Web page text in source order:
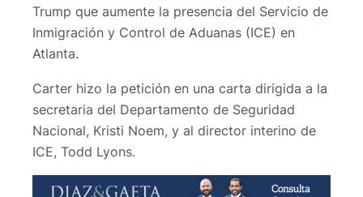
Trump que aumente la presencia del Servicio de
Inmigración y Control de Aduanas (ICE) en
Atlanta.
Carter hizo la petición en una carta dirigida a la
secretaria del Departamento de Seguridad
Nacional, Kristi Noem, y al director interino de
ICE, Todd Lyons.